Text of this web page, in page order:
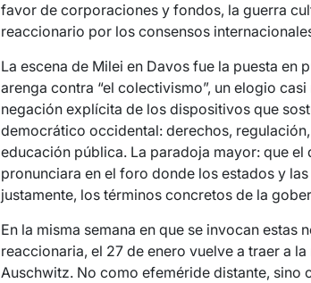
favor de corporaciones y fondos, la guerra
reaccionario por los consensos
La escena de Milei en Davos fue la puesta en
arenga contra “el colectivismo”, un elogio
negación explícita de los dispositivos que
democrático occidental: derechos,
educación pública. La paradoja mayor: que el
pronunciara en el foro donde los estados y
justamente, los términos concretos de la
En la misma semana en que se invocan estas
reaccionaria, el 27 de enero vuelve a traer a
Auschwitz. No como efeméride distante, sino